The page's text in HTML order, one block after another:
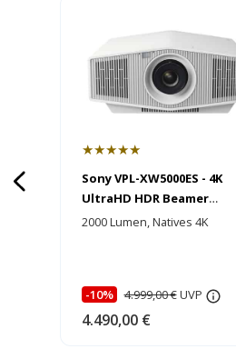
★★★★★
Sony VPL-XW5000ES - 4K
UltraHD HDR Beamer
HEIMKINORAUM Edition
2000 Lumen, Natives 4K
-10% 4.999,00 €UVP
4.490,00 €